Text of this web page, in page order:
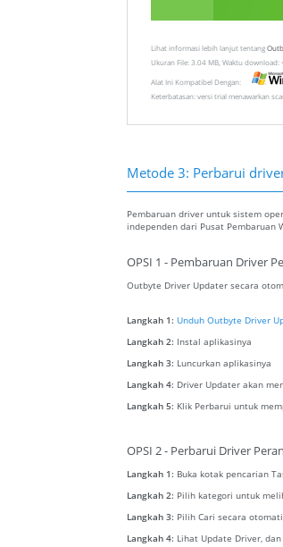
Lihat informasi lebih lanjut tentang
Ukuran File: 3.04 MB, Waktu download:
Alat Ini Kompatibel Dengan:
Keterbatasan: versi trial menawarkan
Metode 3: Perbarui
Pembaruan driver untuk sistem
independen dari Pusat Pembaruan
OPSI 1 - Pembaruan Driver
Outbyte Driver Updater secara
Langkah 1: Unduh Outbyte Driver
Langkah 2: Instal aplikasinya
Langkah 3: Luncurkan aplikasinya
Langkah 4: Driver Updater akan
Langkah 5: Klik Perbarui untuk
OPSI 2 - Perbarui Driver
Langkah 1: Buka kotak pencarian
Langkah 2: Pilih kategori untuk
Langkah 3: Pilih Cari secara
Langkah 4: Lihat Update Driver,